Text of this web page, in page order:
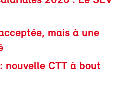
mais à une
nouvelle CTT à bout